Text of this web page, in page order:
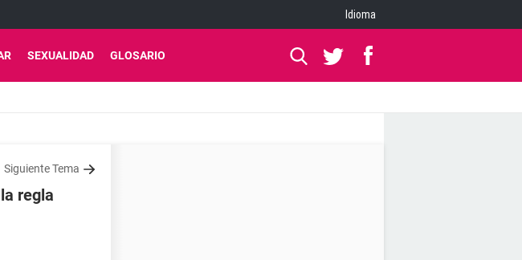
Idioma
SEXUALIDAD GLOSARIO
Siguiente Tema
regla